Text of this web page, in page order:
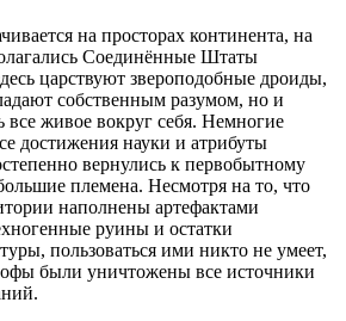
на просторах континента, на
Соединённые Штаты
царствуют звероподобные дроиды,
собственным разумом, но и
все живое вокруг себя. Немногие
достижения науки и атрибуты
вернулись к первобытному
племена. Несмотря на то, что
наполнены артефактами
руины и остатки
пользоваться ими никто не умеет,
были уничтожены все источники